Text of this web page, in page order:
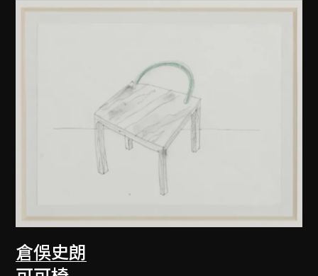
倉俁史朗